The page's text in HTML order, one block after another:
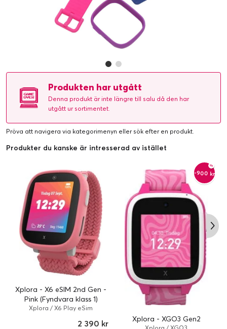
Produkten har utgått
Denna produkt är inte längre till salu då den har
utgått ur sortimentet.
Pröva att navigera via kategorimenyn eller sök efter en produkt.
Produkter du kanske är intresserad av istället
Xplora - X6 eSIM 2nd Gen -
Pink (Fyndvara klass 1)
Xplora / X6 Play eSim
2 390 kr
-900 kr
Xplora - XGO3 Gen2